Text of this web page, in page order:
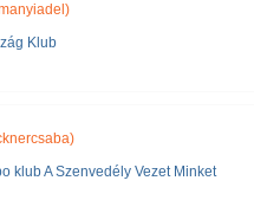
Klub
klub A Szenvedély Vezet Minket